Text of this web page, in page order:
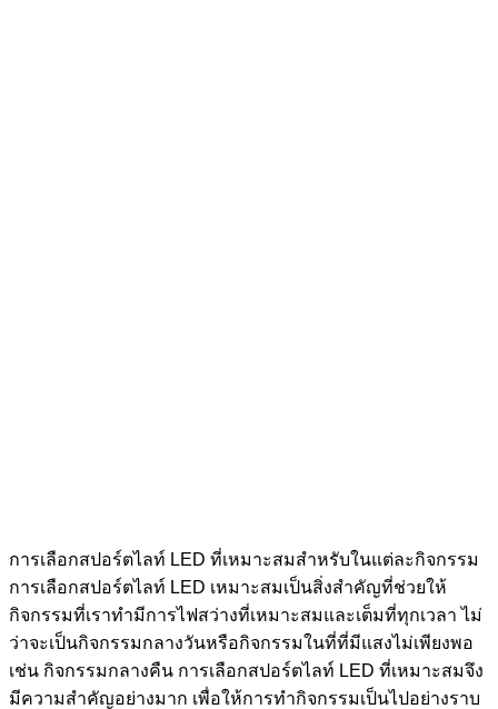
การเลือกสปอร์ตไลท์ LED ที่เหมาะสมสำหรับในแต่ละกิจกรรม
การเลือกสปอร์ตไลท์ LED เหมาะสมเป็นสิ่งสำคัญที่ช่วยให้
กิจกรรมที่เราทำมีการไฟสว่างที่เหมาะสมและเต็มที่ทุกเวลา ไม่
ว่าจะเป็นกิจกรรมกลางวันหรือกิจกรรมในที่ที่มีแสงไม่เพียงพอ
เช่น กิจกรรมกลางคืน การเลือกสปอร์ตไลท์ LED ที่เหมาะสมจึง
มีความสำคัญอย่างมาก เพื่อให้การทำกิจกรรมเป็นไปอย่างราบ